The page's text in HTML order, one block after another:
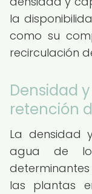
la
como su
recirculación
Densidad
retención
La densidad
agua de
las plantas